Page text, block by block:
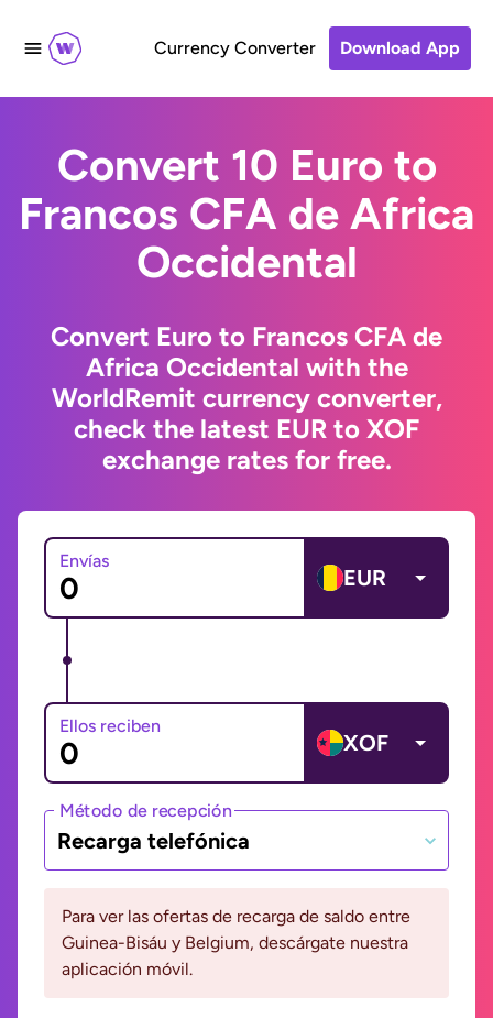
Currency Converter Download App
Convert 10 Euro to
Francos CFA de Africa
Occidental
Convert Euro to Francos CFA de
Africa Occidental with the
WorldRemit currency converter,
check the latest EUR to XOF
exchange rates for free.
Envías
EUR
Ellos reciben
XOF
Método de recepción
Recarga telefónica
Para ver las ofertas de recarga de saldo entre
Guinea-Bisáu y Belgium, descárgate nuestra
aplicación móvil.